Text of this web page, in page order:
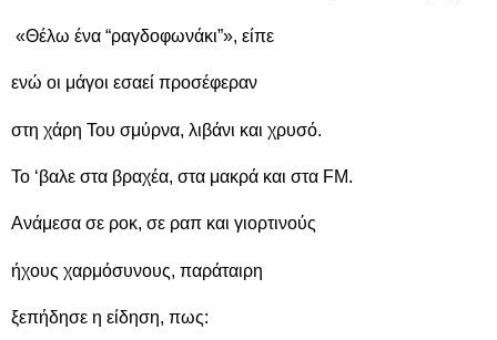
«Θέλω ένα “ραγδοφωνάκι”», είπε
ενώ οι μάγοι εσαεί προσέφεραν
στη χάρη Του σμύρνα, λιβάνι και χρυσό.
Το ‘βαλε στα βραχέα, στα μακρά και στα FM.
Ανάμεσα σε ροκ, σε ραπ και γιορτινούς
ήχους χαρμόσυνους, παράταιρη
ξεπήδησε η είδηση, πως: